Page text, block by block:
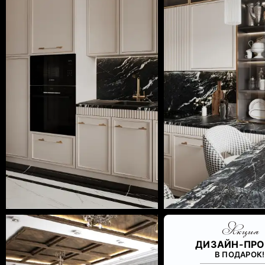
Акция
ДИЗАЙН-
В ПОДАРОК!